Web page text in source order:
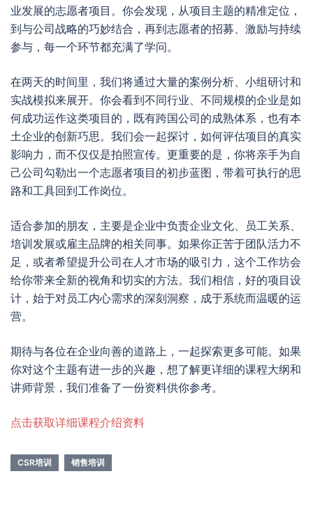
业发展的志愿者项目。你会发现，从项目主题的精准定位，
到与公司战略的巧妙结合，再到志愿者的招募、激励与持续
参与，每一个环节都充满了学问。
在两天的时间里，我们将通过大量的案例分析、小组研讨和
实战模拟来展开。你会看到不同行业、不同规模的企业是如
何成功运作这类项目的，既有跨国公司的成熟体系，也有本
土企业的创新巧思。我们会一起探讨，如何评估项目的真实
影响力，而不仅仅是拍照宣传。更重要的是，你将亲手为自
己公司勾勒出一个志愿者项目的初步蓝图，带着可执行的思
路和工具回到工作岗位。
适合参加的朋友，主要是企业中负责企业文化、员工关系、
培训发展或雇主品牌的相关同事。如果你正苦于团队活力不
足，或者希望提升公司在人才市场的吸引力，这个工作坊会
给你带来全新的视角和切实的方法。我们相信，好的项目设
计，始于对员工内心需求的深刻洞察，成于系统而温暖的运
营。
期待与各位在企业向善的道路上，一起探索更多可能。如果
你对这个主题有进一步的兴趣，想了解更详细的课程大纲和
讲师背景，我们准备了一份资料供你参考。
点击获取详细课程介绍资料
CSR培训 销售培训